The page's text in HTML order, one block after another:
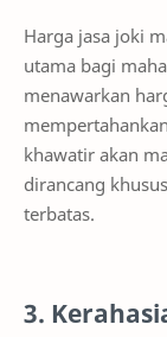
Harga jasa joki
utama bagi
menawarkan
khawatir akan
dirancang
terbatas.
3.